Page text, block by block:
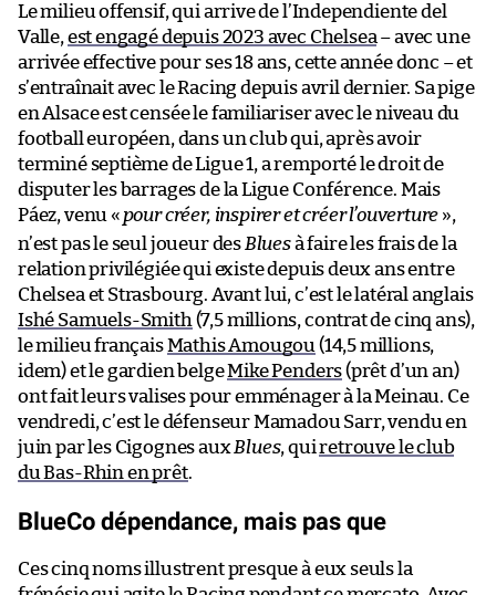
Le milieu offensif, qui arrive de l’Independiente del
Valle, est engagé depuis 2023 avec Chelsea – avec une
arrivée effective pour ses 18 ans, cette année donc – et
s’entraînait avec le Racing depuis avril dernier. Sa pige
en Alsace est censée le familiariser avec le niveau du
football européen, dans un club qui, après avoir
terminé septième de Ligue 1, a remporté le droit de
disputer les barrages de la Ligue Conférence. Mais
Páez, venu « pour créer, inspirer et créer l’ouverture »,
n’est pas le seul joueur des Bluesà faire les frais de la
relation privilégiée qui existe depuis deux ans entre
Chelsea et Strasbourg. Avant lui, c’est le latéral anglais
Ishé Samuels-Smith (7,5 millions, contrat de cinq ans),
le milieu françaisMathis Amougou (14,5 millions,
idem) et le gardien belgeMike Penders(prêt d’un an)
ont fait leurs valises pour emménager à la Meinau. Ce
vendredi, c’est le défenseur Mamadou Sarr, vendu en
juin par les Cigognes aux Blues, quiretrouve le club
du Bas-Rhin en prêt.
BlueCo dépendance, mais pas que
Ces cinq noms illustrent presque à eux seuls la